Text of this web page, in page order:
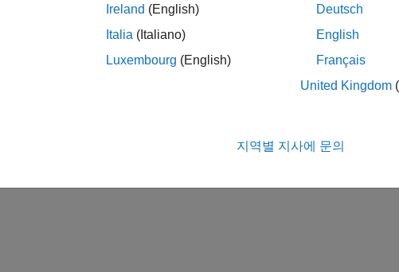
Ireland (English)
Italia (Italiano)
Luxembourg (English)
Deutsch
English
Français
United Kingdom
지역별 지사에 문의